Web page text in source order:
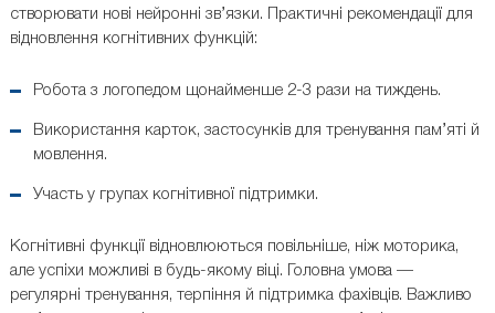
створювати нові нейронні зв’язки. Практичні рекомендації для
відновлення когнітивних функцій:
Робота з логопедом щонайменше 2-3 рази на тиждень.
Використання карток, застосунків для тренування пам’яті й
мовлення.
Участь у групах когнітивної підтримки.
Когнітивні функції відновлюються повільніше, ніж моторика,
але успіхи можливі в будь-якому віці. Головна умова —
регулярні тренування, терпіння й підтримка фахівців. Важливо